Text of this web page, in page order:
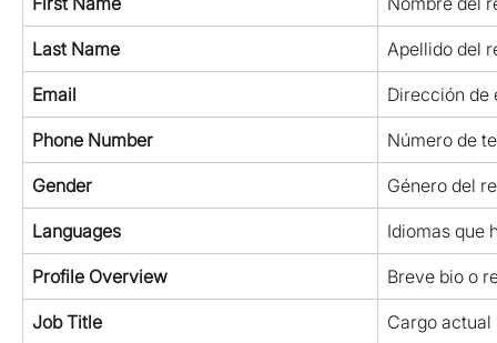
Last Name Apellido del
Email Dirección de
Phone Number Número de
Gender Género del
Languages Idiomas que
Profile Overview Breve bio o
Job Title Cargo actual